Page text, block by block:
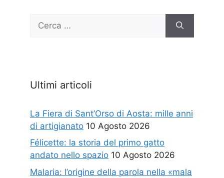
per:
Ultimi articoli
La Fiera di Sant’Orso di Aosta: mille anni
di artigianato 10 Agosto 2026
Félicette: la storia del primo gatto
andato nello spazio 10 Agosto 2026
Malaria: l’origine della parola nella «mala